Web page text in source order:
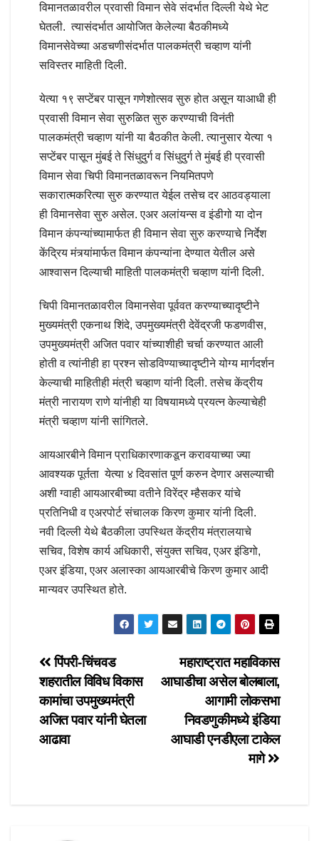
विमानतळावरील प्रवासी विमान सेवे संदर्भात दिल्ली येथे भेट
घेतली. त्यासंदर्भात आयोजित केलेल्या बैठकीमध्ये
विमानसेवेच्या अडचणीसंदर्भात पालकमंत्री चव्हाण यांनी
सविस्तर माहिती दिली.
येत्या १९ सप्टेंबर पासून गणेशोत्सव सुरु होत असून याआधी ही
प्रवासी विमान सेवा सुरुळित सुरु करण्याची विनंती
पालकमंत्री चव्हाण यांनी या बैठकीत केली. त्यानुसार येत्या १
सप्टेंबर पासून मुंबई ते सिंधुदुर्ग व सिंधुदुर्ग ते मुंबई ही प्रवासी
विमान सेवा चिपी विमानतळावरून नियमितपणे
सकारात्मकरित्या सुरु करण्यात येईल तसेच दर आठवड्याला
ही विमानसेवा सुरु असेल. एअर अलांयन्स व इंडीगो या दोन
विमान कंपन्यांच्यामार्फत ही विमान सेवा सुरु करण्याचे निर्देश
केंद्रिय मंत्र्यांमार्फत विमान कंपन्यांना देण्यात येतील असे
आश्वासन दिल्याची माहिती पालकमंत्री चव्हाण यांनी दिली.
चिपी विमानतळावरील विमानसेवा पूर्ववत करण्याच्यादृष्टीने
मुख्यमंत्री एकनाथ शिंदे, उपमुख्यमंत्री देवेंद्रजी फडणवीस,
उपमुख्यमंत्री अजित पवार यांच्याशीही चर्चा करण्यात आली
होती व त्यांनीही हा प्रश्न सोडविण्याच्यादृष्टीने योग्य मार्गदर्शन
केल्याची माहितीही मंत्री चव्हाण यांनी दिली. तसेच केंद्रीय
मंत्री नारायण राणे यांनीही या विषयामध्ये प्रयत्न केल्याचेही
मंत्री चव्हाण यांनी सांगितले.
आयआरबीने विमान प्राधिकारणाकडून करावयाच्या ज्या
आवश्यक पूर्तता येत्या ४ दिवसांत पूर्ण करुन देणार असल्याची
अशी ग्वाही आयआरबीच्या वतीने विरेंद्र म्हैसकर यांचे
प्रतिनिधी व एअरपोर्ट संचालक किरण कुमार यांनी दिली.
नवी दिल्ली येथे बैठकीला उपस्थित केंद्रीय मंत्रालयाचे
सचिव, विशेष कार्य अधिकारी, संयुक्त सचिव, एअर इंडिगो,
एअर इंडिया, एअर अलास्का आयआरबीचे किरण कुमार आदी
मान्यवर उपस्थित होते.
Post
navigation
महाराष्ट्रात महाविकास
आघाडीचा असेल बोलबाला,
आगामी लोकसभा
निवडणुकीमध्ये इंडिया
आघाडी एनडीएला टाकेल
मागे
पिंपरी-चिंचवड
शहरातील विविध विकास
कामांचा उपमुख्यमंत्री
अजित पवार यांनी घेतला
आढावा